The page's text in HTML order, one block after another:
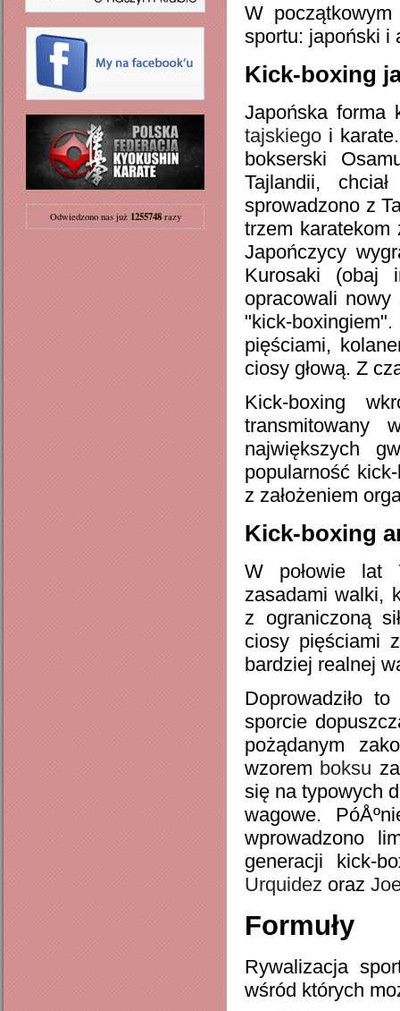
Odwiedzono nas już 1255748razy
W
sportu: japoński i
Kick-boxing
Japońska forma
tajskiego i
bokserski
Tajlandii,
sprowadzono z
trzem karatekom
Japończycy
Kurosaki (obaj
opracowali nowy
"kick-
pięściami,
ciosy głową. Z
Kick-boxing
największych
popularność
z założeniem
Kick-boxing
W połowie lat
zasadami walki,
z ograniczoną
ciosy pięściami
bardziej realnej
Doprowadziło
sporcie
pożądanym
wzorem boksu
się na typowych
wagowe.
wprowadzono
generacji kick-
Urquidez oraz
Formuły
Rywalizacja
wśród których